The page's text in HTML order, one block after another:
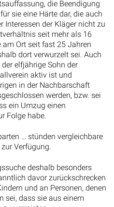
sie eine Härte dar, die auch
der Kläger nicht zu
seit mehr als 16
am Ort seit fast 25 Jahren
dort verwurzelt sei. Auch
elfjährige Sohn der
aktiv ist und
in der Nachbarschaft
werden, bzw. sei
ein Umzug einen
Folge habe.
Verfügung.
davor zurückschrecken
und an Personen, denen
sei, dass sie aus einem
vermieten.